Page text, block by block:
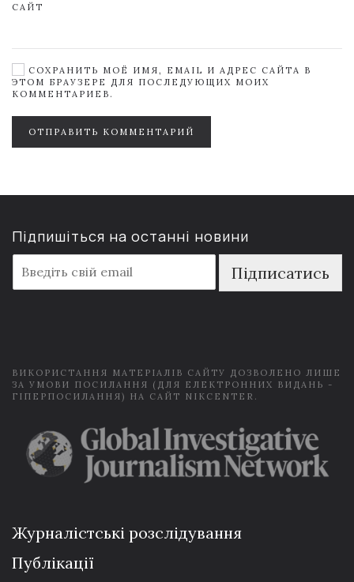
САЙТ
СОХРАНИТЬ МОЁ ИМЯ, EMAIL И АДРЕС САЙТА В
ЭТОМ БРАУЗЕРЕ ДЛЯ ПОСЛЕДУЮЩИХ МОИХ
КОММЕНТАРИЕВ.
ОТПРАВИТЬ КОММЕНТАРИЙ
Підпишіться на останні новини
m
a
Підписатись
ВИКОРИСТАННЯ МАТЕРІАЛІВ САЙТУ ДОЗВОЛЕНО ЛИШЕ
ЗА УМОВИ ПОСИЛАННЯ (ДЛЯ ЕЛЕКТРОННИХ ВИДАНЬ -
ГІПЕРПОСИЛАННЯ) НА САЙТ NIKCENTER.
Журналістські розслідування
Публікації